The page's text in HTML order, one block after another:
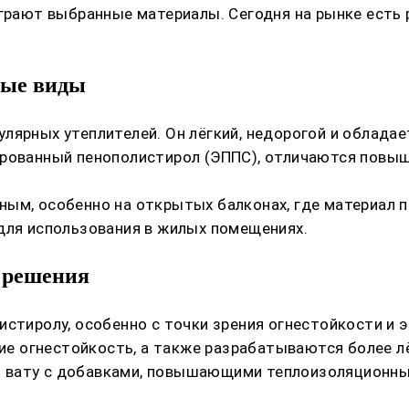
выбранные материалы. Сегодня на рынке
виды
утеплителей. Он лёгкий, недорогой и
пенополистирол (ЭППС), отличаются
особенно на открытых балконах, где материал
использования в жилых помещениях.
особенно с точки зрения огнестойкости и
а также разрабатываются более
с добавками, повышающими